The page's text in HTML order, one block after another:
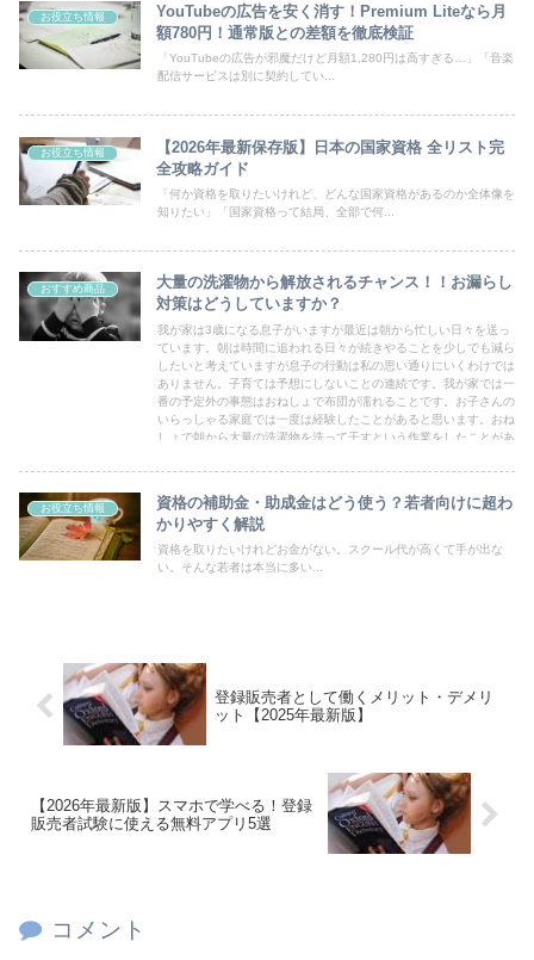
お役立ち情報
YouTubeの広告を安く消す！Premium Liteなら月
額780円！通常版との差額を徹底検証
「YouTubeの広告が邪魔だけど月額1,280円は高すぎる…」「音楽
配信サービスは別に契約してい...
お役立ち情報
【2026年最新保存版】日本の国家資格 全リスト完
全攻略ガイド
「何か資格を取りたいけれど、どんな国家資格があるのか全体像を
知りたい」「国家資格って結局、全部で何...
おすすめ商品
大量の洗濯物から解放されるチャンス！！お漏らし
対策はどうしていますか？
我が家は3歳になる息子がいますが最近は朝から忙しい日々を送っ
ています。朝は時間に追われる日々が続きやることを少しでも減ら
したいと考えていますが息子の行動は私の思い通りにいくわけでは
ありません。子育ては予想にしないことの連続です。我が家では一
番の予定外の事態はおねしょで布団が濡れることです。お子さんの
いらっしゃる家庭では一度は経験したことがあると思います。おね
しょで朝から大量の洗濯物を洗って干すという作業をしたことがあ
止するため対策をしました。
お役立ち情報
資格の補助金・助成金はどう使う？若者向けに超わ
かりやすく解説
資格を取りたいけれどお金がない。スクール代が高くて手が出な
い。そんな若者は本当に多い...
登録販売者として働くメリット・デメリ
ット【2025年最新版】
【2026年最新版】スマホで学べる！登録
販売者試験に使える無料アプリ5選
コメント